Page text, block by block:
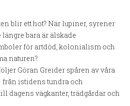
blir ett hot? När lupiner, syrener
bara är älskade
för artdöd, kolonialism och
naturen?
Göran Greider spåren av våra
från istidens tundra och
dagens vägkanter, trädgårdar och